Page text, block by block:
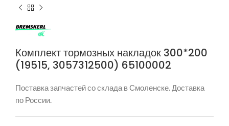
Комплект тормозных накладок 300*200
(19515, 3057312500) 65100002
Поставка запчастей со склада в Смоленске. Доставка
по России.